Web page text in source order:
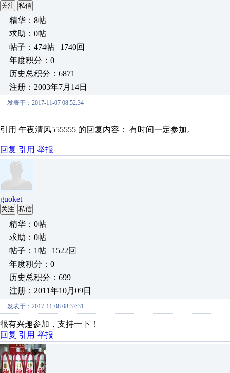
关注 私信
精华：8帖
求助：0帖
帖子：474帖 | 1740回
年度积分：0
历史总积分：6871
注册：2003年7月14日
发表于：2017-11-07 08:52:34
引用 午夜清风555555 的回复内容： 有时间一定参加。
回复 引用 举报
guoket
关注 私信
精华：0帖
求助：0帖
帖子：1帖 | 1522回
年度积分：0
历史总积分：699
注册：2011年10月09日
发表于：2017-11-08 08:37:31
很有兴趣参加，支持一下！
回复 引用 举报